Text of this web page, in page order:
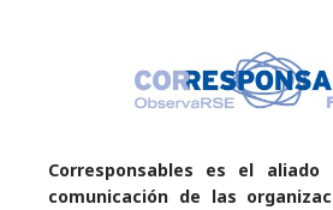
Corresponsables es el
comunicación de las